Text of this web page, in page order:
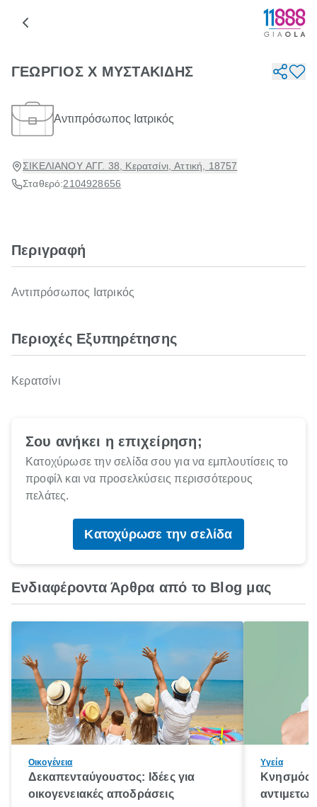
ΓΕΩΡΓΙΟΣ Χ ΜΥΣΤΑΚΙΔΗΣ
Αντιπρόσωπος Ιατρικός
ΣΙΚΕΛΙΑΝΟΥ ΑΓΓ. 38, Κερατσίνι, Αττική, 18757
Σταθερό:2104928656
Περιγραφή
Αντιπρόσωπος Ιατρικός
Περιοχές Εξυπηρέτησης
Κερατσίνι
Σου ανήκει η επιχείρηση;
Κατοχύρωσε την σελίδα σου για να εμπλουτίσεις το
προφίλ και να προσελκύσεις περισσότερους
πελάτες.
Κατοχύρωσε την σελίδα
Ενδιαφέροντα Άρθρα από το Blog μας
Οικογένεια
Δεκαπενταύγουστος: Ιδέες για
οικογενειακές αποδράσεις
Υγεία
Κνησμός: